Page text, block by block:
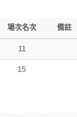
場次名次 備註
11
15